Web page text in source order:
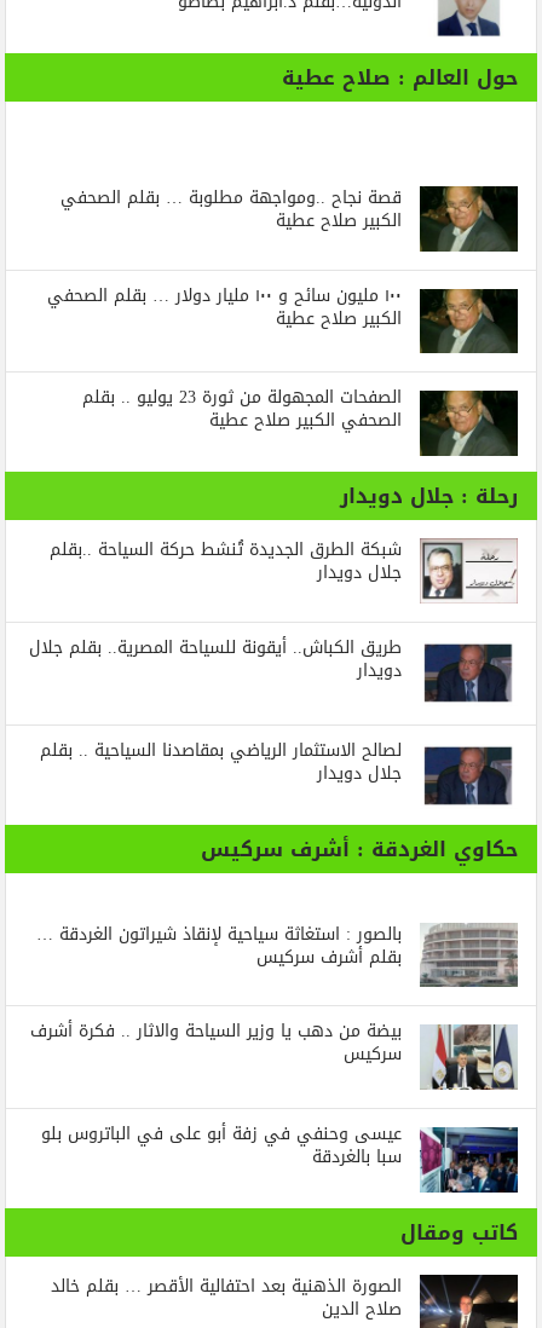
حول العالم : صلاح عطية
قصة نجاح ..ومواجهة مطلوبة … بقلم الصحفي
الكبير صلاح عطية
١٠٠ مليون سائح و ١٠٠ مليار دولار … بقلم الصحفي
الكبير صلاح عطية
الصفحات المجهولة من ثورة 23 يوليو .. بقلم
الصحفي الكبير صلاح عطية
رحلة : جلال دويدار
شبكة الطرق الجديدة تُنشط حركة السياحة ..بقلم
جلال دويدار
طريق الكباش.. أيقونة للسياحة المصرية.. بقلم جلال
دويدار
لصالح الاستثمار الرياضي بمقاصدنا السياحية .. بقلم
جلال دويدار
حكاوي الغردقة : أشرف سركيس
بالصور : استغاثة سياحية لإنقاذ شيراتون الغردقة …
بقلم أشرف سركيس
بيضة من دهب يا وزير السياحة والاثار .. فكرة أشرف
سركيس
عيسى وحنفي في زفة أبو على في الباتروس بلو
سبا بالغردقة
كاتب ومقال
الصورة الذهنية بعد احتفالية الأقصر … بقلم خالد
صلاح الدين